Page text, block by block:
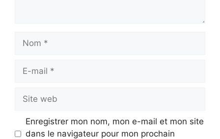
mail
web
Enregistrer mon nom, mon e-mail et mon site
dans le navigateur pour mon prochain